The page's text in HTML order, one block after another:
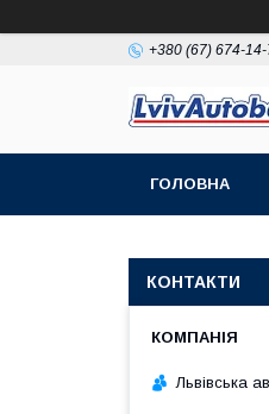
+380 (67) 674-
ГОЛОВНА
КОНТАКТИ
Львівська